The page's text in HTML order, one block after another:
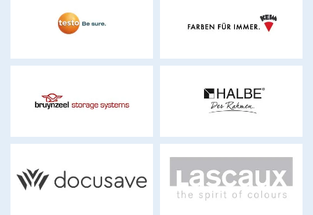
testo.com keim.com
bruynzeel.ch halbe-rahmen.de
docusave.ch lascaux.ch